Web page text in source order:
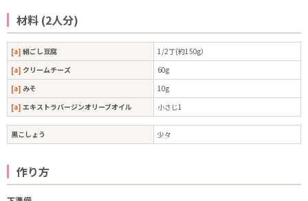
材料 (2人分)
[a] 絹ごし豆腐
1/2丁(約150g）
[a] クリームチーズ
60g
[a] みそ
10g
[a] エキストラバージンオリーブオイル 小さじ1
黒こしょう 少々
作り方